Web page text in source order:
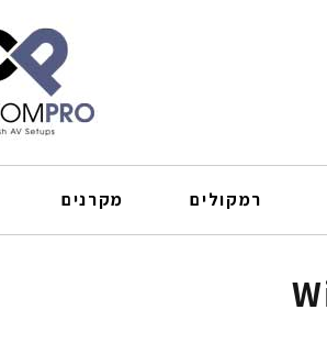
רמקולים מקרנים